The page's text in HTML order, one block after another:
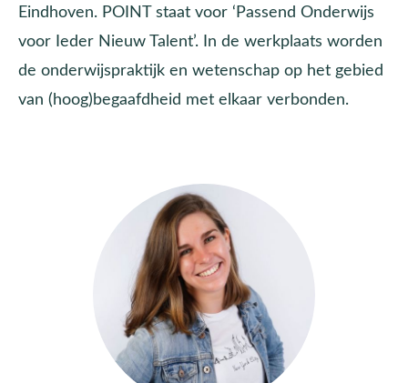
Eindhoven. POINT staat voor ‘Passend Onderwijs
voor Ieder Nieuw Talent’. In de werkplaats worden
de onderwijspraktijk en wetenschap op het gebied
van (hoog)begaafdheid met elkaar verbonden.